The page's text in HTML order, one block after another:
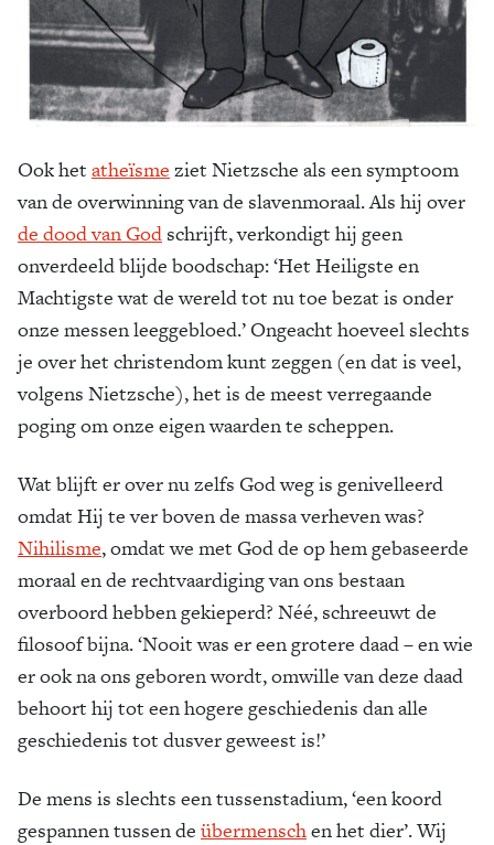
Ook het atheïsme ziet Nietzsche als een symptoom
van de overwinning van de slavenmoraal. Als hij over
de dood van God schrijft, verkondigt hij geen
onverdeeld blijde boodschap: ‘Het Heiligste en
Machtigste wat de wereld tot nu toe bezat is onder
onze messen leeggebloed.’ Ongeacht hoeveel slechts
je over het christendom kunt zeggen (en dat is veel,
volgens Nietzsche), het is de meest verregaande
poging om onze eigen waarden te scheppen.
Wat blijft er over nu zelfs God weg is genivelleerd
omdat Hij te ver boven de massa verheven was?
Nihilisme, omdat we met God de op hem gebaseerde
moraal en de rechtvaardiging van ons bestaan
overboord hebben gekieperd? Néé, schreeuwt de
filosoof bijna. ‘Nooit was er een grotere daad – en wie
er ook na ons geboren wordt, omwille van deze daad
behoort hij tot een hogere geschiedenis dan alle
geschiedenis tot dusver geweest is!’
De mens is slechts een tussenstadium, ‘een koord
gespannen tussen de übermenschen het dier’. Wij